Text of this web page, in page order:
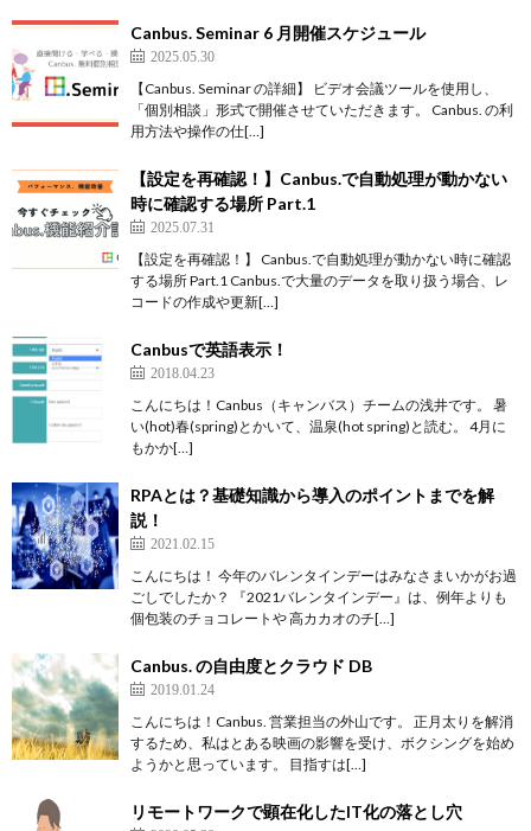
Canbus. Seminar 6 月開催スケジュール
2025.05.30
【Canbus. Seminar の詳細】 ビデオ会議ツールを使用し、
「個別相談」形式で開催させていただきます。 Canbus. の利
用方法や操作の仕[…]
【設定を再確認！】Canbus.で自動処理が動かない
時に確認する場所 Part.1
2025.07.31
【設定を再確認！】 Canbus.で自動処理が動かない時に確認
する場所 Part.1 Canbus.で大量のデータを取り扱う場合、レ
コードの作成や更新[…]
Canbusで英語表示！
2018.04.23
こんにちは！Canbus（キャンバス）チームの浅井です。 暑
い(hot)春(spring)とかいて、温泉(hot spring)と読む。 4月に
もかか[…]
RPAとは？基礎知識から導入のポイントまでを解
説！
2021.02.15
こんにちは！ 今年のバレンタインデーはみなさまいかがお過
ごしでしたか？ 『2021バレンタインデー』は、例年よりも
個包装のチョコレートや 高カカオのチ[…]
Canbus. の自由度とクラウド DB
2019.01.24
こんにちは！Canbus. 営業担当の外山です。 正月太りを解消
するため、私はとある映画の影響を受け、ボクシングを始め
ようかと思っています。 目指すは[…]
リモートワークで顕在化したIT化の落とし穴